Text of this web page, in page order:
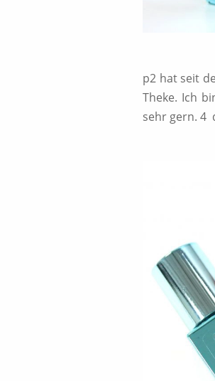
p2 hat seit
Theke. Ich
sehr gern. 4